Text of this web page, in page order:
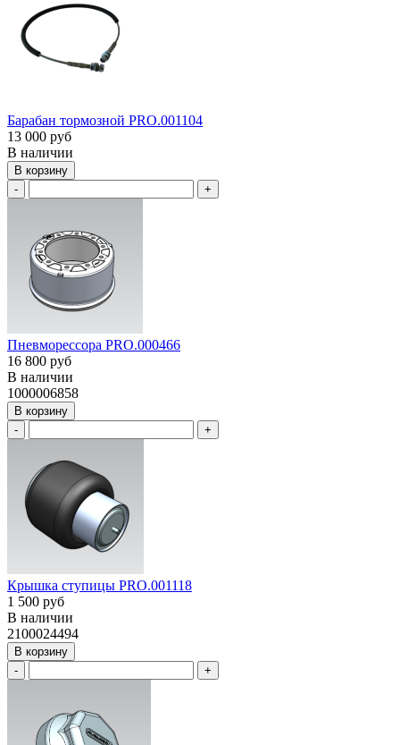
Барабан тормозной PRO.001104
13 000 руб
В наличии
В корзину
-
+
Пневморессора PRO.000466
16 800 руб
В наличии
1000006858
В корзину
-
+
Крышка ступицы PRO.001118
1 500 руб
В наличии
2100024494
В корзину
-
+